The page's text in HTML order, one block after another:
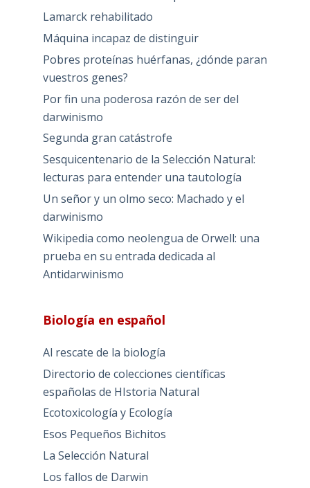
Lamarck rehabilitado
Máquina incapaz de distinguir
Pobres proteínas huérfanas, ¿dónde paran
vuestros genes?
Por fin una poderosa razón de ser del
darwinismo
Segunda gran catástrofe
Sesquicentenario de la Selección Natural:
lecturas para entender una tautología
Un señor y un olmo seco: Machado y el
darwinismo
Wikipedia como neolengua de Orwell: una
prueba en su entrada dedicada al
Antidarwinismo
Biología en español
Al rescate de la biología
Directorio de colecciones científicas
españolas de HIstoria Natural
Ecotoxicología y Ecología
Esos Pequeños Bichitos
La Selección Natural
Los fallos de Darwin